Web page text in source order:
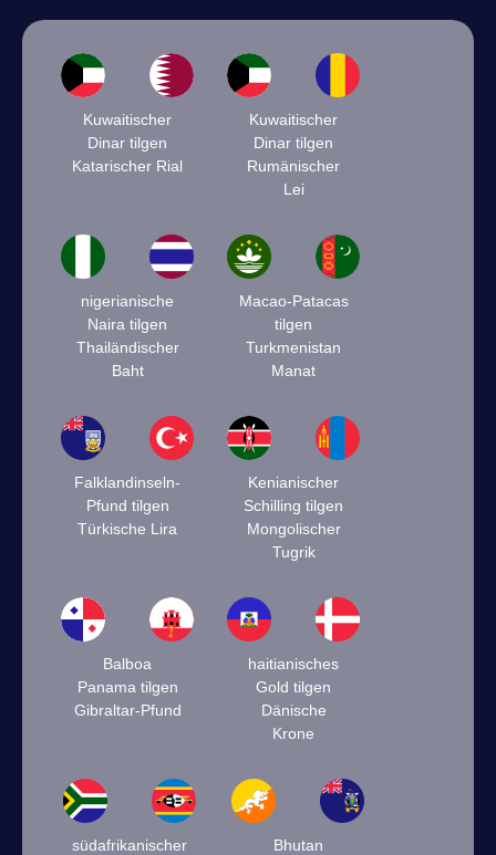
Kuwaitischer
Dinar tilgen
Katarischer Rial
Kuwaitischer
Dinar tilgen
Rumänischer
Lei
nigerianische
Naira tilgen
Thailändischer
Baht
Macao-Patacas
tilgen
Turkmenistan
Manat
Falklandinseln-
Pfund tilgen
Türkische Lira
Kenianischer
Schilling tilgen
Mongolischer
Tugrik
Balboa
Panama tilgen
Gibraltar-Pfund
haitianisches
Gold tilgen
Dänische
Krone
südafrikanischer
Bhutan